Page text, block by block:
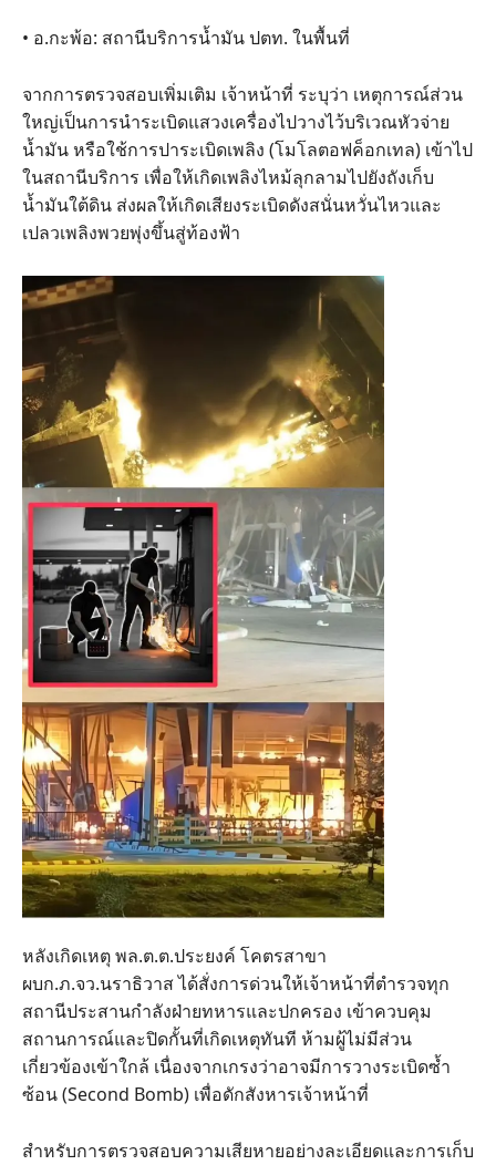
• อ.กะพ้อ: สถานีบริการน้ำมัน ปตท. ในพื้นที่
จากการตรวจสอบเพิ่มเติม เจ้าหน้าที่ ระบุว่า เหตุการณ์ส่วน
ใหญ่เป็นการนำระเบิดแสวงเครื่องไปวางไว้บริเวณหัวจ่าย
น้ำมัน หรือใช้การปาระเบิดเพลิง (โมโลตอฟค็อกเทล) เข้าไป
ในสถานีบริการ เพื่อให้เกิดเพลิงไหม้ลุกลามไปยังถังเก็บ
น้ำมันใต้ดิน ส่งผลให้เกิดเสียงระเบิดดังสนั่นหวั่นไหวและ
เปลวเพลิงพวยพุ่งขึ้นสู่ท้องฟ้า
หลังเกิดเหตุ พล.ต.ต.ประยงค์ โคตรสาขา
ผบก.ภ.จว.นราธิวาส ได้สั่งการด่วนให้เจ้าหน้าที่ตำรวจทุก
สถานีประสานกำลังฝ่ายทหารและปกครอง เข้าควบคุม
สถานการณ์และปิดกั้นที่เกิดเหตุทันที ห้ามผู้ไม่มีส่วน
เกี่ยวข้องเข้าใกล้ เนื่องจากเกรงว่าอาจมีการวางระเบิดซ้ำ
ซ้อน (Second Bomb) เพื่อดักสังหารเจ้าหน้าที่
สำหรับการตรวจสอบความเสียหายอย่างละเอียดและการเก็บ